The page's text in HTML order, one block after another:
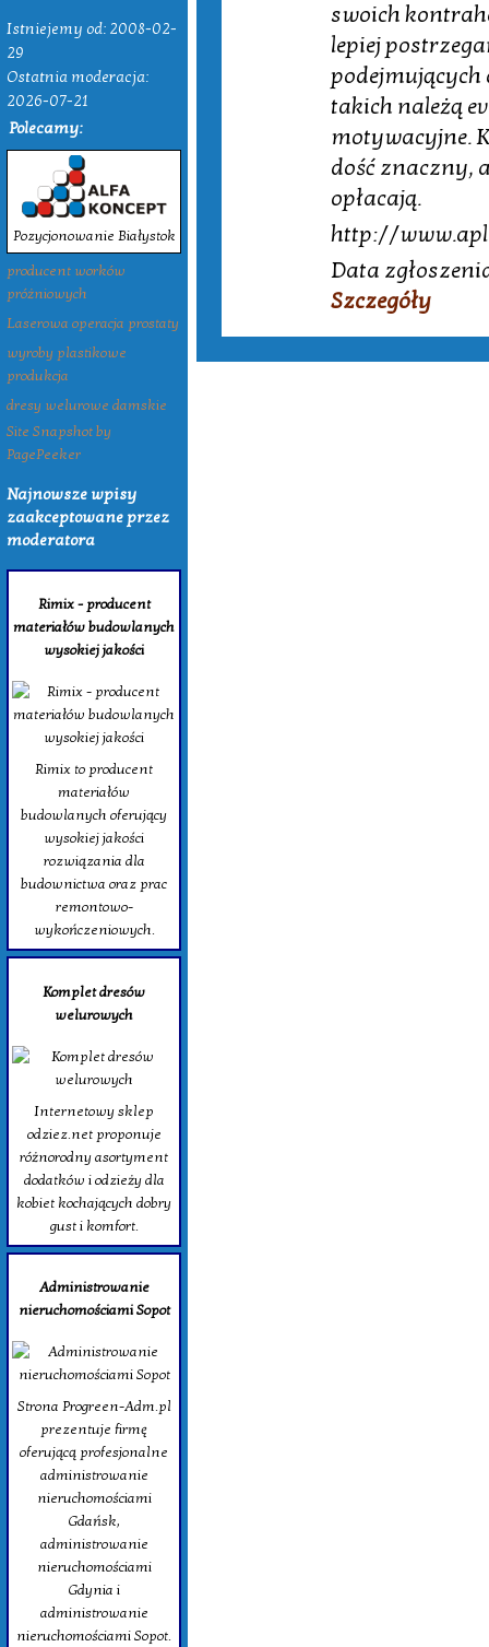
Istniejemy od: 2008-02-
29
Ostatnia moderacja:
2026-07-21
Polecamy:
Pozycjonowanie Białystok
producent worków
próżniowych
Laserowa operacja prostaty
wyroby plastikowe
produkcja
dresy welurowe damskie
Site Snapshot by
PagePeeker
Najnowsze wpisy
zaakceptowane przez
moderatora
Rimix - producent
materiałów budowlanych
wysokiej jakości
Rimix to producent
materiałów
budowlanych oferujący
wysokiej jakości
rozwiązania dla
budownictwa oraz prac
remontowo-
wykończeniowych.
Komplet dresów
welurowych
Internetowy sklep
odziez.net proponuje
różnorodny asortyment
dodatków i odzieży dla
kobiet kochających dobry
gust i komfort.
Administrowanie
nieruchomościami Sopot
Strona Progreen-Adm.pl
prezentuje firmę
oferującą profesjonalne
administrowanie
nieruchomościami
Gdańsk,
administrowanie
nieruchomościami
Gdynia i
administrowanie
nieruchomościami Sopot.
swoich
lepiej
podejmujących
takich należą
motywacyjne.
dość znaczny,
opłacają.
http://
Data
Szczegóły